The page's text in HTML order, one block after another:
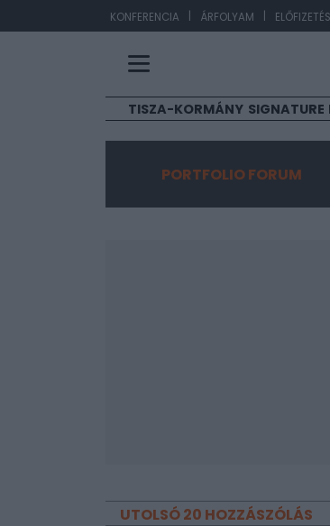
KONFERENCIA | ÁRFOLYAM | ELŐFIZETÉS
TISZA-KORMÁNY SIGNATURE
PORTFOLIO FORUM
UTOLSÓ 20 HOZZÁSZÓLÁS